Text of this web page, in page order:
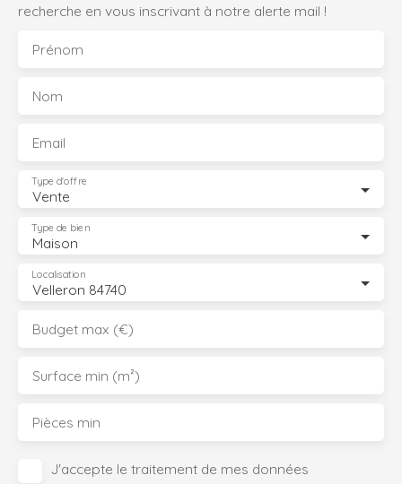
recherche en vous inscrivant à notre alerte mail !
Prénom
Nom
Email
Vente
Type d'offre
Maison
Type de bien
Velleron 84740
Localisation
Budget max (€)
Surface min (m²)
Pièces min
J'accepte le traitement de mes données